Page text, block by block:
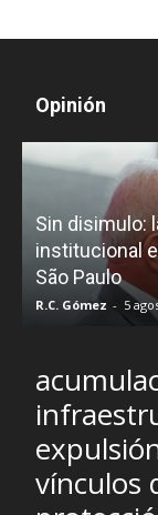
Opinión
Sin disimulo:
institucional
São Paulo
R.C. Gómez - 5
vínculos